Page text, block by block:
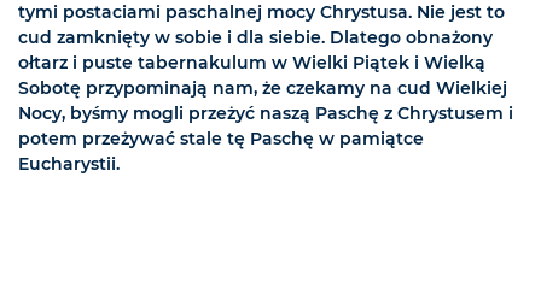
tymi postaciami paschalnej mocy Chrystusa. Nie jest to
cud zamknięty w sobie i dla siebie. Dlatego obnażony
ołtarz i puste tabernakulum w Wielki Piątek i Wielką
Sobotę przypominają nam, że czekamy na cud Wielkiej
Nocy, byśmy mogli przeżyć naszą Paschę z Chrystusem i
potem przeżywać stale tę Paschę w pamiątce
Eucharystii.